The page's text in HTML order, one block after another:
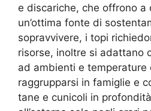
e discariche, che offrono a
un’ottima fonte di
sopravvivere, i topi
risorse, inoltre si adattano
ad ambienti e temperature
raggrupparsi in famiglie e
tane e cunicoli in